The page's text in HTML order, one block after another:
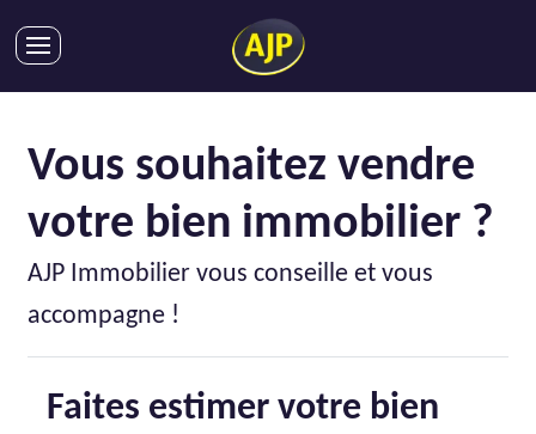
VENTES
LOCATIONS
GESTION LOCATIVE
SYNDIC
ENTREPRISES
Vous souhaitez vendre
votre bien immobilier ?
AJP Immobilier vous conseille et vous
accompagne !
Faites estimer votre bien